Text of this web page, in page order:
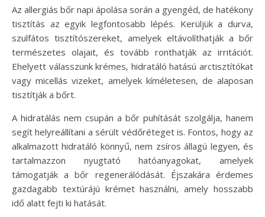
Az allergiás bőr napi ápolása során a gyengéd, de hatékony
tisztítás az egyik legfontosabb lépés. Kerüljük a durva,
szulfátos tisztítószereket, amelyek eltávolíthatják a bőr
természetes olajait, és tovább ronthatják az irritációt.
Ehelyett válasszunk krémes, hidratáló hatású arctisztítókat
vagy micellás vizeket, amelyek kíméletesen, de alaposan
tisztítják a bőrt.
A hidratálás nem csupán a bőr puhítását szolgálja, hanem
segít helyreállítani a sérült védőréteget is. Fontos, hogy az
alkalmazott hidratáló könnyű, nem zsíros állagú legyen, és
tartalmazzon nyugtató hatóanyagokat, amelyek
támogatják a bőr regenerálódását. Éjszakára érdemes
gazdagabb textúrájú krémet használni, amely hosszabb
idő alatt fejti ki hatását.